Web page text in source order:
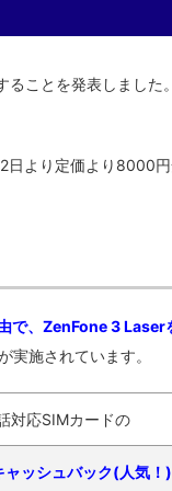
ることを発表しました
日より定価より8000
で、ZenFone 3 Laser
実施されています。
対応SIMカードの
ッシュバック(人気！)